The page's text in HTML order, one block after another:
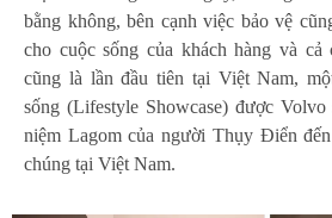
bằng không, bên cạnh việc bảo vệ
cho cuộc sống của khách hàng và
cũng là lần đầu tiên tại Việt Nam,
sống (Lifestyle Showcase) được
niệm Lagom của người Thụy Điển
chúng tại Việt Nam.